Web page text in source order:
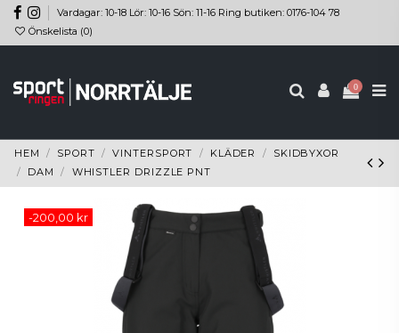
Vardagar: 10-18 Lör: 10-16 Sön: 11-16 Ring butiken: 0176-104 78
Önskelista (0)
0
HEM SPORT VINTERSPORT KLÄDER
SKIDBYXOR
DAM
WHISTLER DRIZZLE PNT
-200,00 kr